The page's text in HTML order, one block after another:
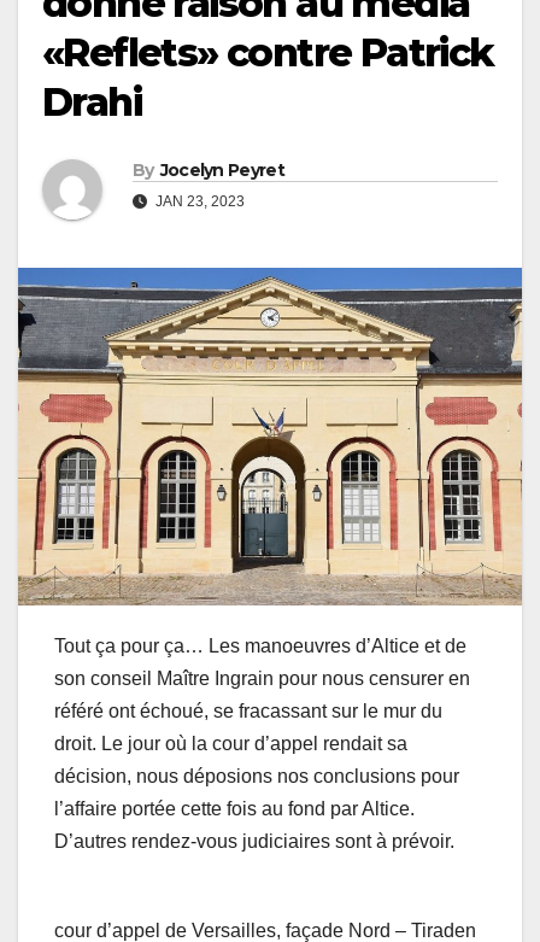
«Reflets» contre Patrick
Drahi
By Jocelyn Peyret
JAN 23, 2023
Tout ça pour ça… Les manoeuvres d’Altice et de
son conseil Maître Ingrain pour nous censurer en
référé ont échoué, se fracassant sur le mur du
droit. Le jour où la cour d’appel rendait sa
décision, nous déposions nos conclusions pour
l’affaire portée cette fois au fond par Altice.
D’autres rendez-vous judiciaires sont à prévoir.
cour d’appel de Versailles, façade Nord – Tiraden